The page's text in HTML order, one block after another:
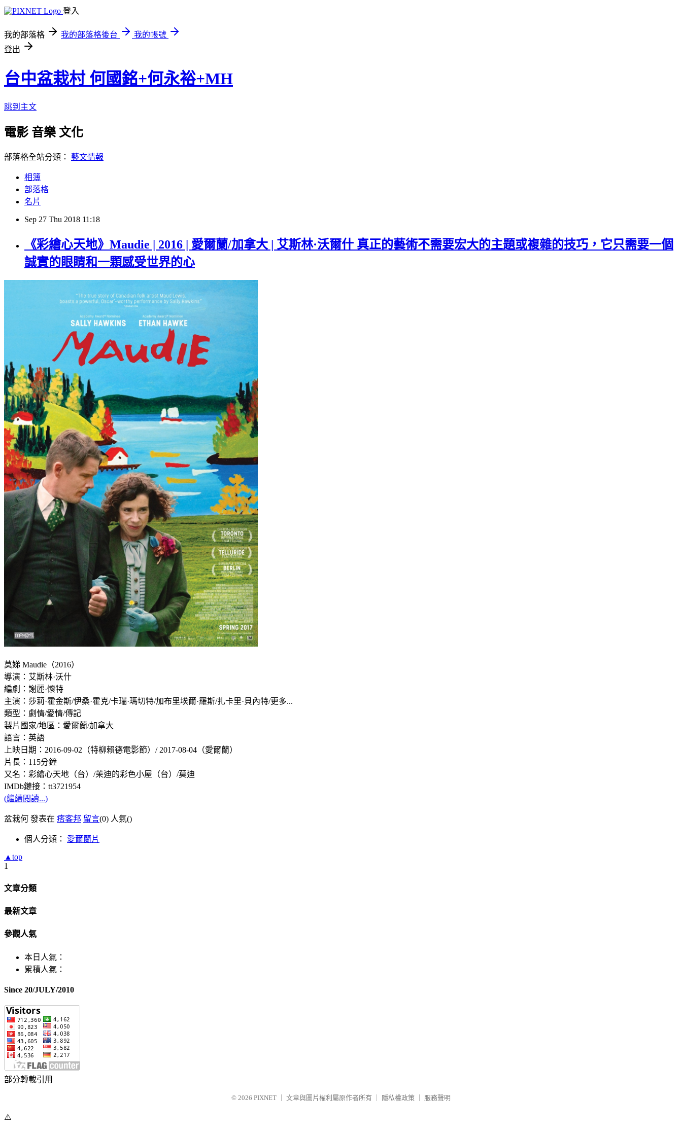
登入
我的部落格 我的部落格後台
我的帳號
登出
台中盆栽村 何國銘+何永裕+MH
跳到主文
電影 音樂 文化
部落格全站分類： 藝文情報
相簿
部落格
名片
Sep 27 Thu 2018 11:18
《彩繪心天地》Maudie | 2016 | 愛爾蘭/加拿大 | 艾斯林·沃爾什 真正的藝術不需要宏大的主題或複雜的技巧，它只需要一個
誠實的眼睛和一顆感受世界的心
莫娣 Maudie（2016）
導演：艾斯林·沃什
編劇：謝麗·懷特
主演：莎莉·霍金斯/伊桑·霍克/卡瑞·瑪切特/加布里埃爾·羅斯/扎卡里·貝內特/更多...
類型：劇情/愛情/傳記
製片國家/地區：愛爾蘭/加拿大
語言：英語
上映日期：2016-09-02（特柳賴德電影節）/ 2017-08-04（愛爾蘭）
片長：115分鐘
又名：彩繪心天地（台）/茉迪的彩色小屋（台）/莫迪
IMDb鏈接：tt3721954
(繼續閱讀...)
盆栽何 發表在 痞客邦 留言(0) 人氣()
個人分類： 愛爾蘭片
▲top
1
文章分類
最新文章
參觀人氣
本日人氣：
累積人氣：
Since 20/JULY/2010
部分轉載引用
© 2026 PIXNET 文章與圖片權利屬原作者所有 隱私權政策 服務聲明
⚠️